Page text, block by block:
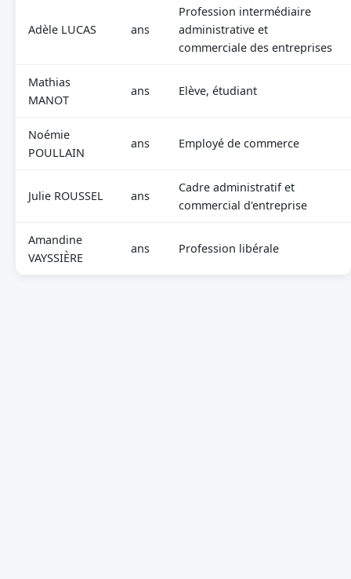
Adèle LUCAS ans
Profession intermédiaire
administrative et
commerciale des entreprises
Mathias
MANOT
ans Elève, étudiant
Noémie
POULLAIN
ans Employé de commerce
Julie ROUSSEL ans
Cadre administratif et
commercial d'entreprise
Amandine
VAYSSIÈRE
ans Profession libérale